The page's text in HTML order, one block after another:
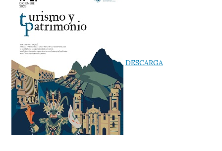
DESCARGA